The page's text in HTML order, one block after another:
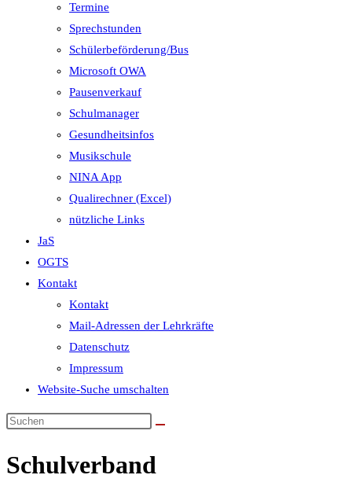
Termine
Sprechstunden
Schülerbeförderung/Bus
Microsoft OWA
Pausenverkauf
Schulmanager
Gesundheitsinfos
Musikschule
NINA App
Qualirechner (Excel)
nützliche Links
JaS
OGTS
Kontakt
Kontakt
Mail-Adressen der Lehrkräfte
Datenschutz
Impressum
Website-Suche umschalten
Schulverband